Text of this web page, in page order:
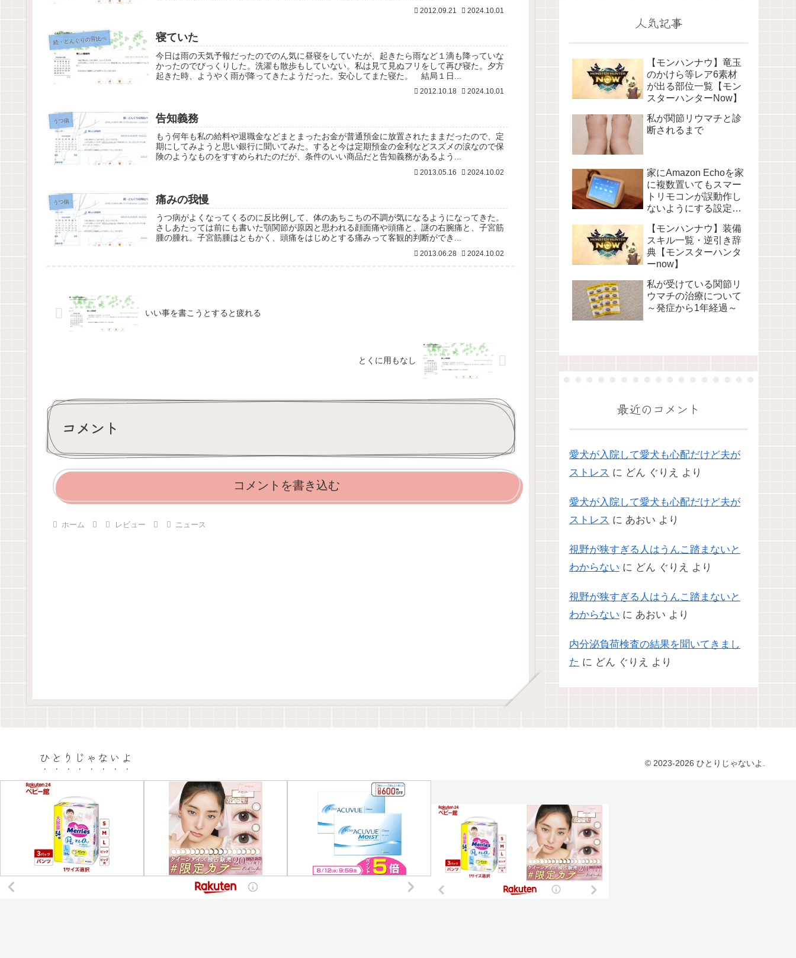
2012.09.21 2024.10.01
続・どんぐりの背比べ 寝ていた
今日は雨の天気予報だったのでのん気に昼寝をしていたが、起きたら雨など１滴も降っていな
かったのでびっくりした。洗濯も散歩もしていない。私は見て見ぬフリをして再び寝た。夕方
起きた時、ようやく雨が降ってきたようだった。安心してまた寝た。 結局１日...
2012.10.18 2024.10.01
うつ病 告知義務
もう何年も私の給料や退職金などまとまったお金が普通預金に放置されたままだったので、定
期にしてみようと思い銀行に聞いてみた。すると今は定期預金の金利などスズメの涙なので保
険のようなものをすすめられたのだが、条件のいい商品だと告知義務があるよう...
2013.05.16 2024.10.02
うつ病 痛みの我慢
うつ病がよくなってくるのに反比例して、体のあちこちの不調が気になるようになってきた。
さしあたっては前にも書いた顎関節が原因と思われる顔面痛や頭痛と、謎の右腕痛と、子宮筋
腫の腫れ。子宮筋腫はともかく、頭痛をはじめとする痛みって客観的判断ができ...
2013.06.28 2024.10.02
いい事を書こうとすると疲れる
とくに用もなし
コメント
コメントを書き込む
ホーム レビュー ニュース
人気記事
【モンハンナウ】竜玉
のかけら等レア6素材
が出る部位一覧【モン
スターハンターNow】
私が関節リウマチと診
断されるまで
家にAmazon Echoを家
に複数置いてもスマー
トリモコンが誤動作し
ないようにする設定に
【モンハンナウ】装備
スキル一覧・逆引き辞
典【モンスターハンタ
ーnow】
私が受けている関節リ
ウマチの治療について
～発症から1年経過～
最近のコメント
愛犬が入院して愛犬も心配だけど夫が
ストレス に どん ぐりえ より
愛犬が入院して愛犬も心配だけど夫が
ストレス に あおい より
視野が狭すぎる人はうんこ踏まないと
わからない に どん ぐりえ より
視野が狭すぎる人はうんこ踏まないと
わからない に あおい より
内分泌負荷検査の結果を聞いてきまし
た に どん ぐりえ より
ひとりじゃないよ © 2023-2026 ひとりじゃないよ.